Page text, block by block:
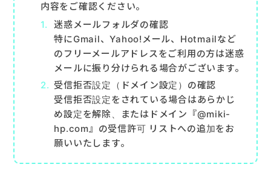
内容をご確認ください。
迷惑メールフォルダの確認
特にGmail、Yahoo!メール、Hotmailなど
のフリーメールアドレスをご利用の方は迷惑
メールに振り分けられる場合がございます。
受信拒否設定（ドメイン設定）の確認
受信拒否設定をされている場合はあらかじ
め設定を解除、またはドメイン『@miki-
hp.com』の受信許可 リストへの追加をお
願いいたします。